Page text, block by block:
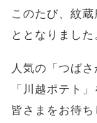
このたび、紋
ととなりました
人気の「つば
「川越ポテト
皆さまをお待ち